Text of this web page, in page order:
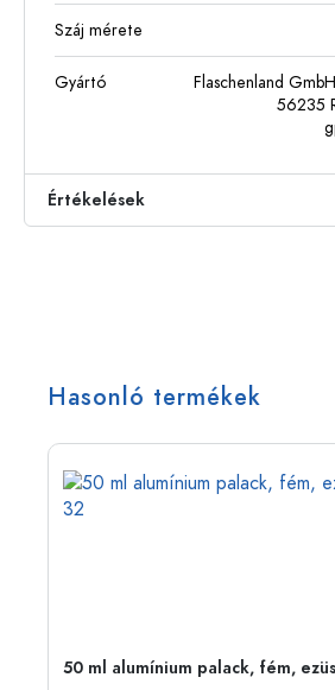
Száj mérete
Gyártó
Flaschenland
56235
Értékelések
Hasonló termékek
50 ml alumínium palack, fém,